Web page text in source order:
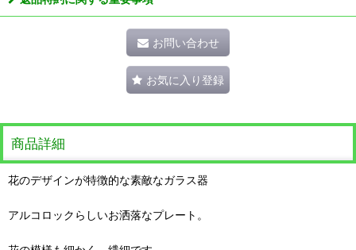
お問い合わせ
お気に入り登録
商品詳細
花のデザインが特徴的な素敵なガラス器
アルコロックらしいお洒落なプレート。